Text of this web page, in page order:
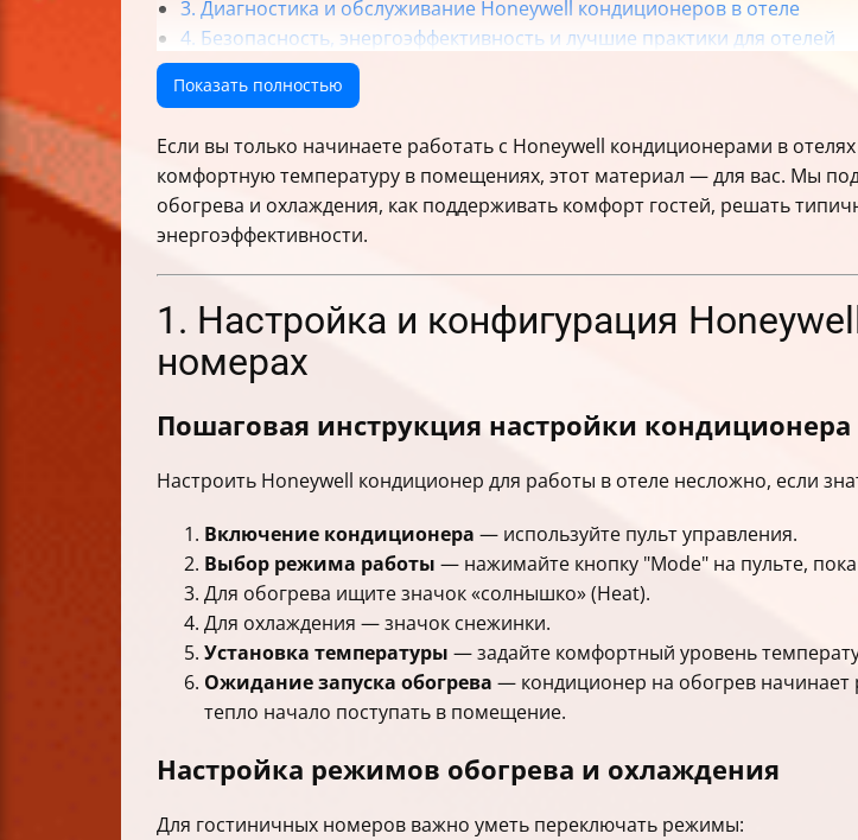
3. Диагностика и обслуживание Honeywell кондиционеров в отеле
4. Безопасность, энергоэффективность и лучшие практики для отелей
Итог
Показать полностью
Если вы только начинаете работать с Honeywell кондиционерами в
комфортную температуру в помещениях, этот материал — для вас. Мы
обогрева и охлаждения, как поддерживать комфорт гостей, решать
энергоэффективности.
1. Настройка и конфигурация
номерах
Пошаговая инструкция настройки кондиционера
Настроить Honeywell кондиционер для работы в отеле несложно, если
Включение кондиционера — используйте пульт управления.
Выбор режима работы — нажимайте кнопку "Mode" на пульте,
Для обогрева ищите значок «солнышко» (Heat).
Для охлаждения — значок снежинки.
Установка температуры — задайте комфортный уровень
Ожидание запуска обогрева — кондиционер на обогрев начинает
тепло начало поступать в помещение.
Настройка режимов обогрева и охлаждения
Для гостиничных номеров важно уметь переключать режимы: